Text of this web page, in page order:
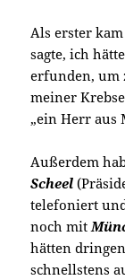
Als erster
sagte, ich
erfunden, um
meiner
„ein Herr aus
Außerdem
Scheel
telefoniert
noch mit
hätten
schnellstens